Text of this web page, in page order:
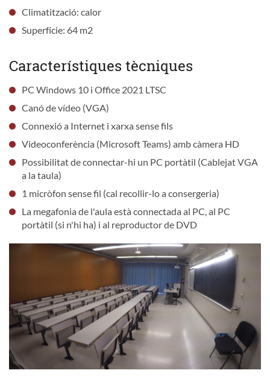
Climatització: calor
Superfície: 64 m2
Característiques tècniques
PC Windows 10 i Office 2021 LTSC
Canó de vídeo (VGA)
Connexió a Internet i xarxa sense fils
Videoconferència (Microsoft Teams) amb càmera HD
Possibilitat de connectar-hi un PC portàtil (Cablejat VGA
a la taula)
1 micròfon sense fil (cal recollir-lo a consergeria)
La megafonia de l'aula està connectada al PC, al PC
portàtil (si n'hi ha) i al reproductor de DVD